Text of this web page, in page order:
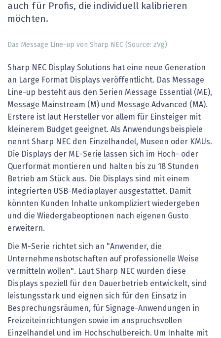
auch für Profis, die individuell kalibrieren
möchten.
Das Message Line-up von Sharp NEC (Source: zVg)
Sharp NEC Display Solutions hat eine neue Generation
an Large Format Displays veröffentlicht. Das Message
Line-up besteht aus den Serien Message Essential (ME),
Message Mainstream (M) und Message Advanced (MA).
Erstere ist laut Hersteller vor allem für Einsteiger mit
kleinerem Budget geeignet. Als Anwendungsbeispiele
nennt Sharp NEC den Einzelhandel, Museen oder KMUs.
Die Displays der ME-Serie lassen sich im Hoch- oder
Querformat montieren und halten bis zu 18 Stunden
Betrieb am Stück aus. Die Displays sind mit einem
integrierten USB-Mediaplayer ausgestattet. Damit
könnten Kunden Inhalte unkompliziert wiedergeben
und die Wiedergabeoptionen nach eigenen Gusto
erweitern.
Die M-Serie richtet sich an "Anwender, die
Unternehmensbotschaften auf professionelle Weise
vermitteln wollen". Laut Sharp NEC wurden diese
Displays speziell für den Dauerbetrieb entwickelt, sind
leistungsstark und eignen sich für den Einsatz in
Besprechungsräumen, für Signage-Anwendungen in
Freizeiteinrichtungen sowie im anspruchsvollen
Einzelhandel und im Hochschulbereich. Um Inhalte mit